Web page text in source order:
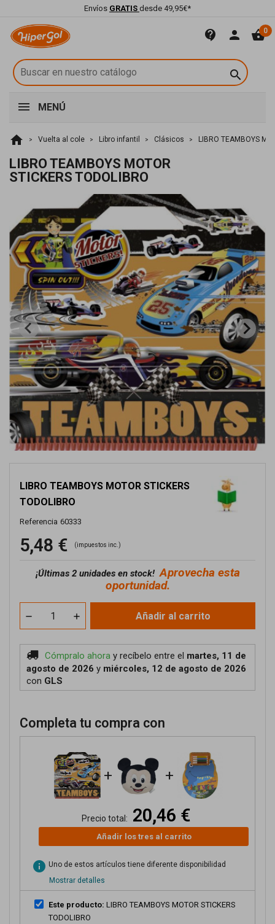
Envíos GRATIS desde 49,95€*
contact_support person shopping_basket0

MENÚ
home Vuelta al cole Libro infantil Clásicos LIBRO TEAMBOYS
LIBRO TEAMBOYS MOTOR
STICKERS TODOLIBRO
LIBRO TEAMBOYS MOTOR STICKERS
TODOLIBRO
Referencia 60333
5,48 € (impuestos inc.)
¡Últimas 2 unidades en stock!Aprovecha esta
oportunidad.
Añadir al carrito
Cómpralo ahora y recíbelo entre el martes, 11 de
agosto de 2026 y miércoles, 12 de agosto de 2026
con GLS
Completa tu compra con
+ +
Precio total: 20,46 €
Añadir los tres al carrito
info Uno de estos artículos tiene diferente disponibilidad
Mostrar detalles
Este producto: LIBRO TEAMBOYS MOTOR STICKERS
TODOLIBRO